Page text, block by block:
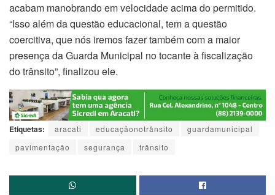
acabam manobrando em velocidade acima do permitido.
“Isso além da questão educacional, tem a questão
coercitiva, que nós iremos fazer também com a maior
presença da Guarda Municipal no tocante à fiscalização
do trânsito”, finalizou ele.
Etiquetas: aracati educaçãonotrânsito
guardamunicipal
pavimentação
segurança trânsito